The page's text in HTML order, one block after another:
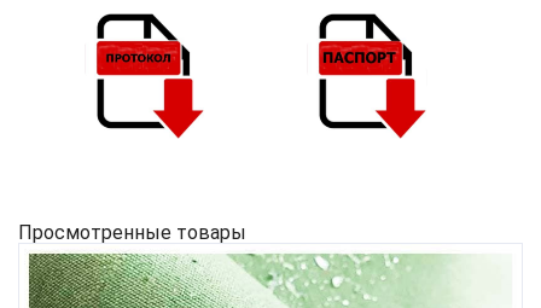
Просмотренные товары